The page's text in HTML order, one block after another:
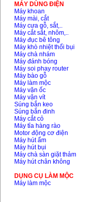
MÁY DÙNG ĐIỆN
Máy khoan
Máy mài, cắt
Máy cưa gỗ, sắt,..
Máy cắt sắt, nhôm,..
Máy đục bê tông
Máy khò nhiệt thổi bụi
Máy chà nhám
Máy đánh bóng
Máy soi phay router
Máy bào gỗ
Máy làm mộc
Máy vặn ốc
Máy vặn vít
Súng bắn keo
Súng bắn đinh
Máy cắt cỏ
Máy tỉa hàng rào
Motor động cơ điện
Máy hút ẩm
Máy hút bụi
Máy chà sàn giặt thảm
Máy hút chân không
DỤNG CỤ LÀM MỘC
Máy làm mộc